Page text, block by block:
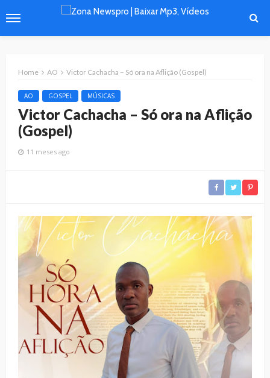
Home AO Victor Cachacha – Só ora na Aflição (Gospel)
AO GOSPEL MÚSICAS
Victor Cachacha – Só ora na Aflição
(Gospel)
11 meses ago